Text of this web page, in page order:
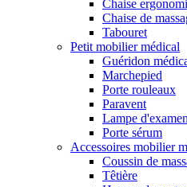
Chaise
Chaise de
Tabouret
Petit mobilier médical
Guéridon
Marchepied
Porte rouleaux
Paravent
Lampe d'examen
Porte sérum
Accessoires mobilier
Coussin de
Têtière